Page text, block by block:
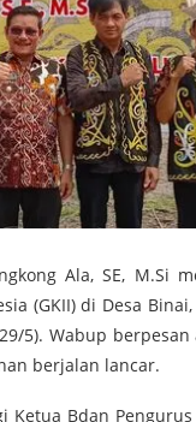
Ala, SE, M.Si
(GKII) di Desa
5). Wabup
berjalan lancar.
Bdan